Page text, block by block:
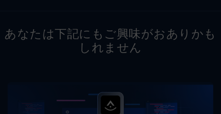
あなたは下記にもご興味がおありかも
しれません